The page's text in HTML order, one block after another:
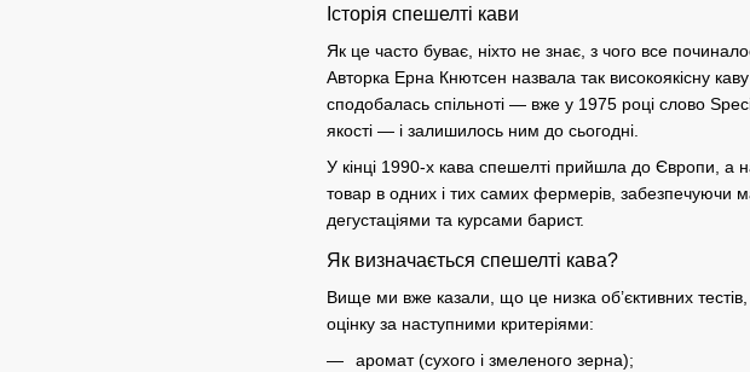
Історія спешелті кави
Як це часто буває, ніхто не знає, з чого все
Авторка Ерна Кнютсен назвала так високоякісну
сподобалась спільноті — вже у 1975 році слово
якості — і залишилось ним до сьогодні.
У кінці 1990-х кава спешелті прийшла до Європи, а
товар в одних і тих самих фермерів, забезпечуючи
дегустаціями та курсами барист.
Як визначається спешелті кава?
Вище ми вже казали, що це низка об’єктивних
оцінку за наступними критеріями:
аромат(сухого і змеленого зерна);